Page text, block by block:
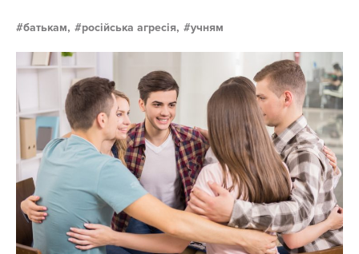
батькам, російська агресія, учням